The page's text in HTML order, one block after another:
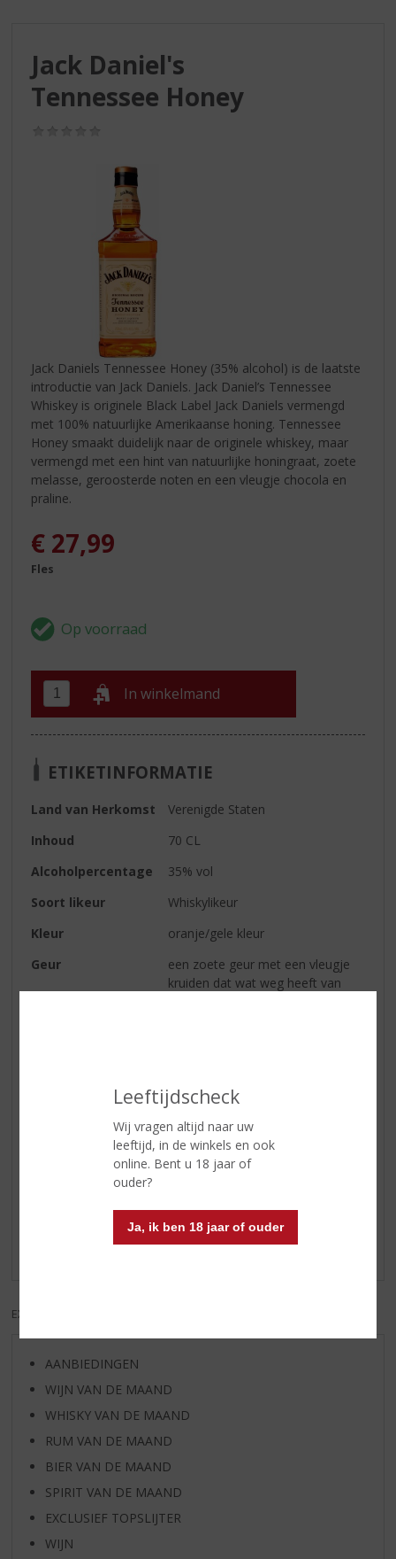
Leeftijdscheck
Wij vragen altijd naar uw
leeftijd, in de winkels en ook
online. Bent u 18 jaar of
ouder?
Ja, ik ben 18 jaar of ouder
Jack Daniel's
Tennessee Honey
Jack Daniels Tennessee Honey (35% alcohol) is de laatste
introductie van Jack Daniels. Jack Daniel’s Tennessee
Whiskey is originele Black Label Jack Daniels vermengd
met 100% natuurlijke Amerikaanse honing. Tennessee
Honey smaakt duidelijk naar de originele whiskey, maar
vermengd met een hint van natuurlijke honingraat, zoete
melasse, geroosterde noten en een vleugje chocola en
praline.
€ 27,99
Fles
In winkelmand
ETIKETINFORMATIE
Land van Herkomst
Verenigde Staten
Inhoud
70 CL
Alcoholpercentage
35% vol
Soort likeur
Whiskylikeur
Kleur
oranje/gele kleur
Geur
een zoete geur met een vleugje
kruiden dat wat weg heeft van
Reviews
Schrijf een review
EXCL. BTW
AANBIEDINGEN
WIJN VAN DE MAAND
WHISKY VAN DE MAAND
RUM VAN DE MAAND
BIER VAN DE MAAND
SPIRIT VAN DE MAAND
EXCLUSIEF TOPSLIJTER
WIJN